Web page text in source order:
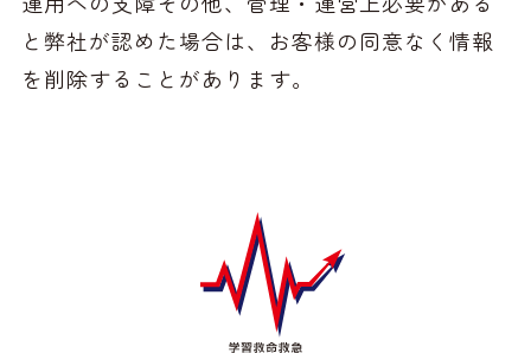
と弊社が認めた場合は、お客様の同意なく情報
を削除することがあります。